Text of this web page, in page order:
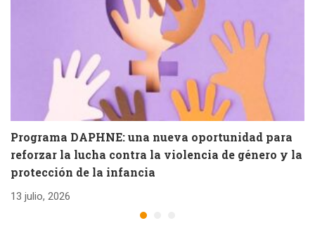
Programa DAPHNE: una nueva oportunidad para
reforzar la lucha contra la violencia de género y la
protección de la infancia
13 julio, 2026